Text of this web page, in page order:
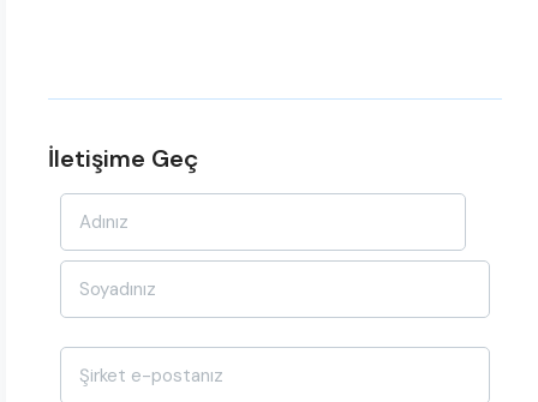
İletişime Geç
Ad-
Soyad
*
posta